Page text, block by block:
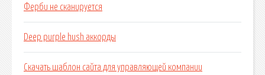
Ферби не сканируется
Deep purple hush аккорды
Скачать шаблон сайта для управляющей компании